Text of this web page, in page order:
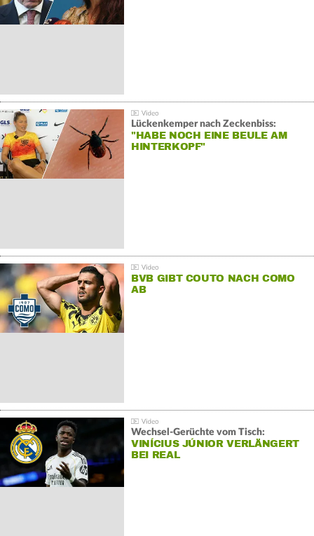
Lückenkemper nach Zeckenbiss:
"HABE NOCH EINE BEULE AM
HINTERKOPF"
BVB GIBT COUTO NACH COMO
AB
Wechsel-Gerüchte vom Tisch:
VINÍCIUS JÚNIOR VERLÄNGERT
BEI REAL